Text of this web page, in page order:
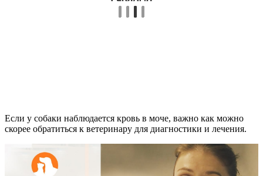
Если у собаки наблюдается кровь в моче, важно как можно
скорее обратиться к ветеринару для диагностики и лечения.